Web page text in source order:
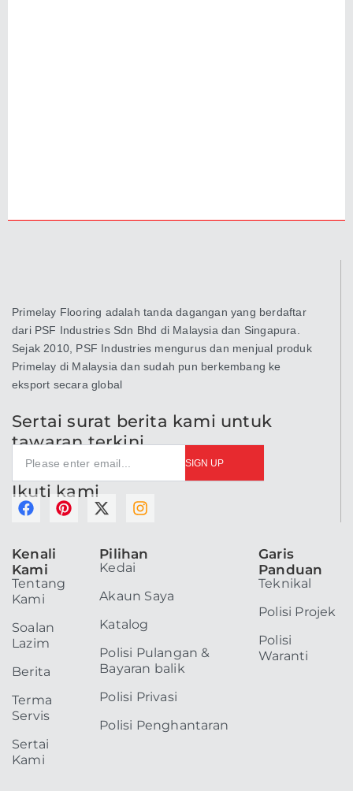
Primelay Flooring adalah tanda dagangan yang berdaftar
dari PSF Industries Sdn Bhd di Malaysia dan Singapura.
Sejak 2010, PSF Industries mengurus dan menjual produk
Primelay di Malaysia dan sudah pun berkembang ke
eksport secara global
Sertai surat berita kami untuk
tawaran terkini
SIGN UP
Ikuti kami
F
e
b
o
o
P
r
X
w
i
t
t
e
I
t
g
r
a
m
Kenali
Kami
Tentang
Kami
Soalan
Lazim
Berita
Terma
Servis
Sertai
Kami
Pilihan
Kedai
Akaun Saya
Katalog
Polisi Pulangan &
Bayaran balik
Polisi Privasi
Polisi Penghantaran
Garis
Panduan
Teknikal
Polisi Projek
Polisi
Waranti